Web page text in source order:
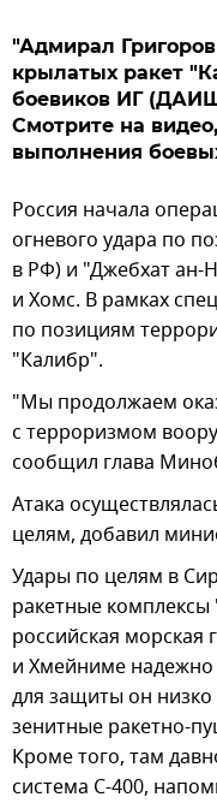
"Адмирал
крылатых ракет
боевиков ИГ
Смотрите на
выполнения
Россия начала
огневого удара по
в РФ) и "Джебхат ан-
и Хомс. В рамках
по позициям
"Калибр".
"Мы продолжаем
с терроризмом
сообщил глава
Атака
целям, добавил
Удары по целям в
ракетные
российская морская
и Хмейниме
для защиты он
зенитные ракетно-
Кроме того, там
система С-400,